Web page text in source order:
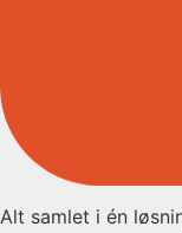
Alt samlet i én